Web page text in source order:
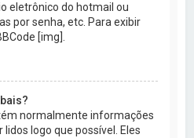
eletrônico do hotmail ou
por senha, etc. Para exibir
[img].
normalmente informações
logo que possível. Eles